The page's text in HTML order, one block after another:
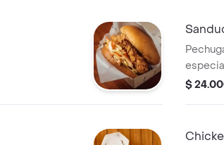
$